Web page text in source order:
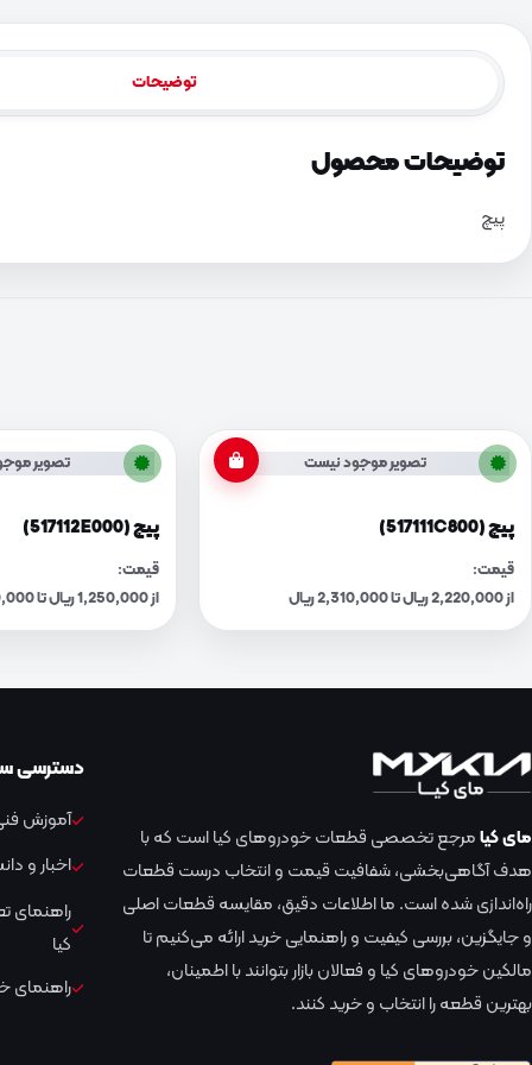
توضیحات
توضیحات محصول
پیچ
تصویر موجود نیست
پیچ (517111C800)
قیمت:
از 2,220,000 ریال تا 2,310,000 ریال
تصویر
پیچ (517112E000)
قیمت:
از 1,250,000 ریال تا 1,300,000 ریال
مای کیامرجع تخصصی قطعات خودروهای کیا است که با
هدف آگاهی‌بخشی، شفافیت قیمت و انتخاب درست قطعات
راه‌اندازی شده است. ما اطلاعات دقیق، مقایسه قطعات اصلی
و جایگزین، بررسی کیفیت و راهنمایی خرید ارائه می‌کنیم تا
مالکین خودروهای کیا و فعالان بازار بتوانند با اطمینان،
بهترین قطعه را انتخاب و خرید کنند.
دسترسی
آموزش
اخبار و
راهنمای
کیا
راهنمای